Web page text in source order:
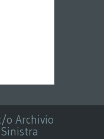
o Archivio